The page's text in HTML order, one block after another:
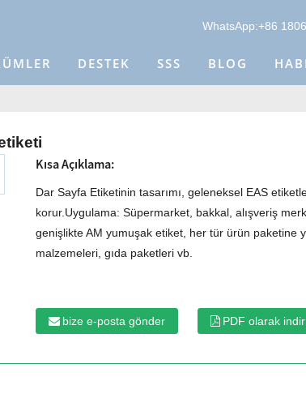
WhatsApp:+86
DESTEK SSS BLOG
Kısa Açıklama:
Dar Sayfa Etiketinin tasarımı, geleneksel EAS
korur.Uygulama: Süpermarket, bakkal, alışveriş
genişlikte AM yumuşak etiket, her tür ürün paketine
malzemeleri, gıda paketleri vb.
bize e-posta gönder PDF olarak indir